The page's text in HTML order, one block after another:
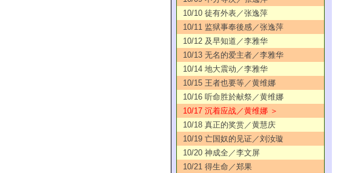
10/10 徒有外表／张逸萍
10/11 监狱事奉後感／张逸萍
10/12 及早知道／李雅华
10/13 无名的爱主者／李雅华
10/14 地大震动／李雅华
10/15 王者也要等／黄维娜
10/16 听命胜於献祭／黄维娜
10/17 沉着应战／黄维娜 ＞
10/18 真正的奖赏／黄慧庆
10/19 亡国奴的见证／刘汝璇
10/20 神成全／李文屏
10/21 得生命／郑果